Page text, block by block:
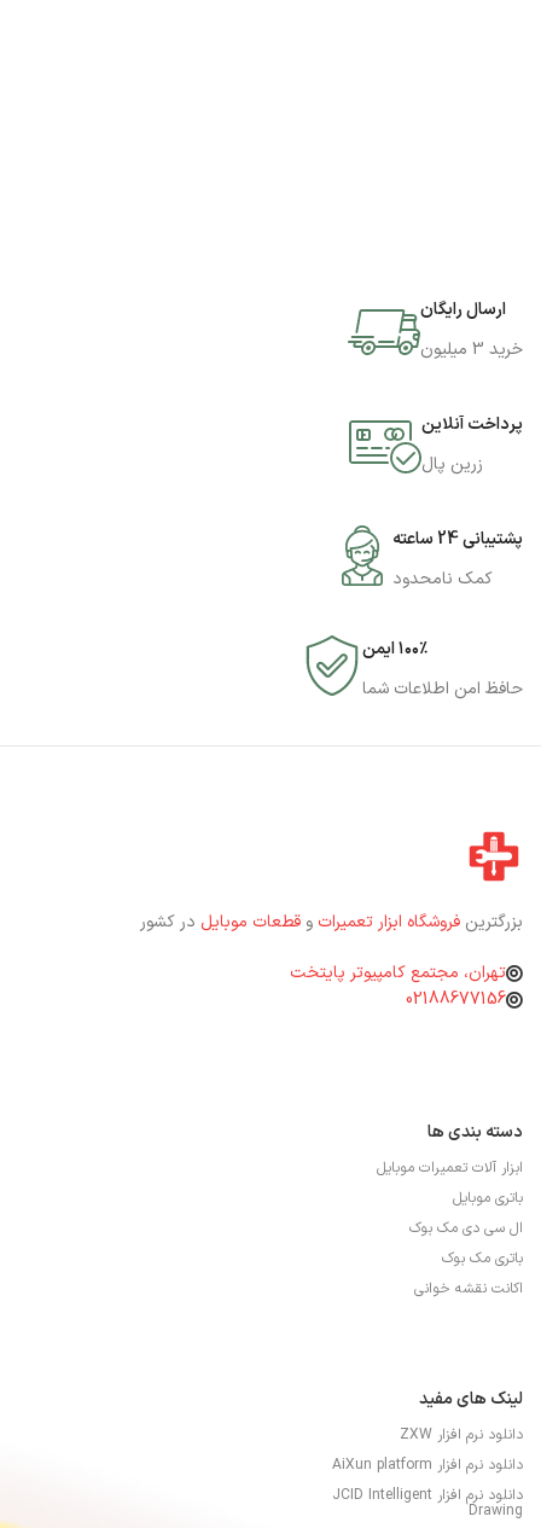
ارسال رایگان
خرید 3 میلیون
پرداخت آنلاین
زرین پال
پشتیبانی 24 ساعته
کمک نامحدود
۱۰۰٪ ایمن
حافظ امن اطلاعات شما
بزرگترین فروشگاه ابزار تعمیرات و قطعات موبایل در کشور
تهران، مجتمع کامپیوتر پایتخت
02188677156
دسته بندی ها
ابزار آلات تعمیرات موبایل
باتری موبایل
ال سی دی مک بوک
باتری مک بوک
اکانت نقشه خوانی
لینک های مفید
دانلود نرم افزار ZXW
دانلود نرم افزار AiXun platform
دانلود نرم افزار JCID Intelligent
Drawing